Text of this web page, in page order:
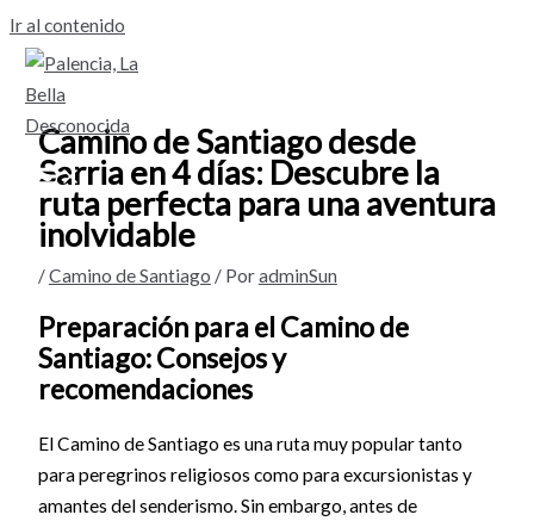
Ir al contenido
Camino de Santiago desde
Sarria en 4 días: Descubre la
ruta perfecta para una aventura
inolvidable
/Camino de Santiago / PoradminSun
Preparación para el Camino de
Santiago: Consejos y
recomendaciones
El Camino de Santiago es una ruta muy popular tanto
para peregrinos religiosos como para excursionistas y
amantes del senderismo. Sin embargo, antes de